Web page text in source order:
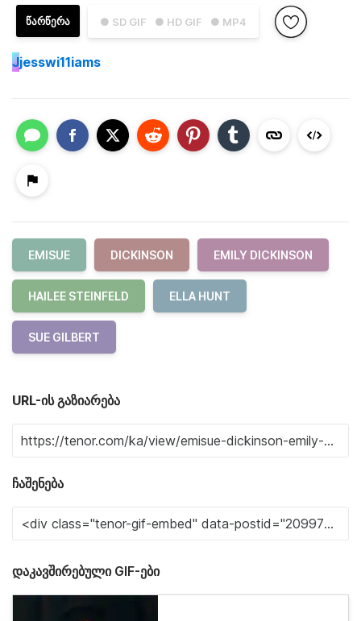
● SD GIF ● HD GIF ● MP4
ᲬᲐᲠᲬᲔᲠᲐ
Jjesswi11iams
EMISUE DICKINSON EMILY DICKINSON
HAILEE STEINFELD ELLA HUNT
SUE GILBERT
URL-ის გაზიარება
ჩაშენება
დაკავშირებული GIF-ები